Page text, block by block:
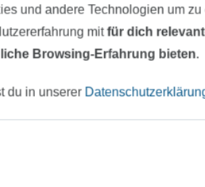
und andere Technologien um
mitfür dich
Browsing-Erfahrung bieten.
du in unserer